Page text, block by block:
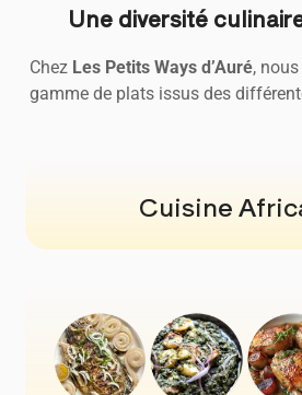
Une diversité
Chez Les Petits Ways d’Auré,
gamme de plats issus des
Cuisine